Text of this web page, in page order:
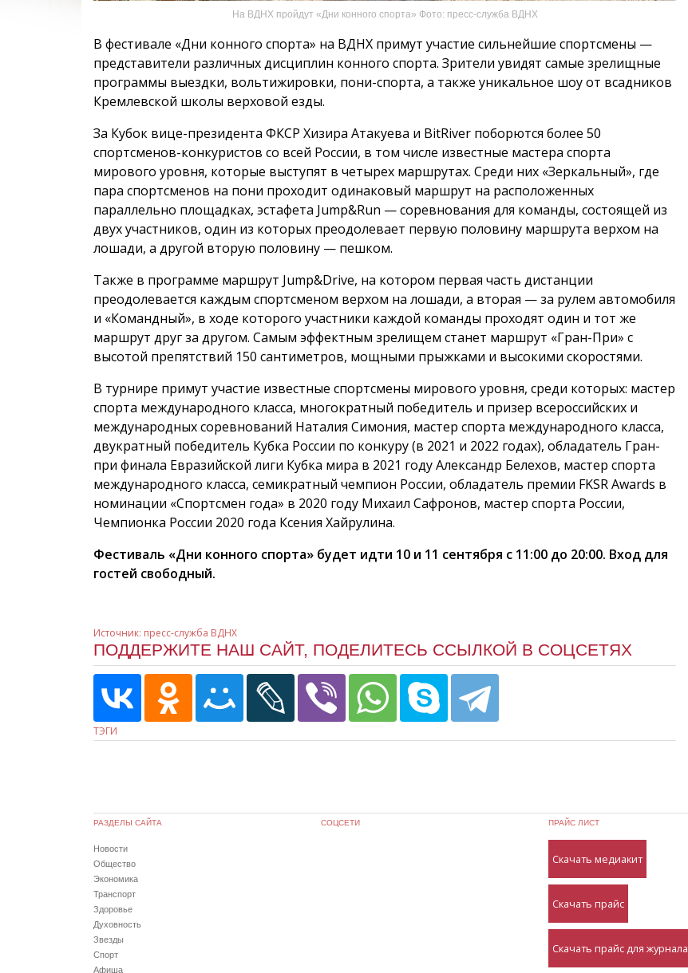
На ВДНХ пройдут «Дни конного спорта» Фото: пресс-служба ВДНХ
В фестивале «Дни конного спорта» на ВДНХ примут участие сильнейшие спортсмены —
представители различных дисциплин конного спорта. Зрители увидят самые зрелищные
программы выездки, вольтижировки, пони-спорта, а также уникальное шоу от всадников
Кремлевской школы верховой езды.
За Кубок вице-президента ФКСР Хизира Атакуева и BitRiver поборются более 50
спортсменов-конкуристов со всей России, в том числе известные мастера спорта
мирового уровня, которые выступят в четырех маршрутах. Среди них «Зеркальный», где
пара спортсменов на пони проходит одинаковый маршрут на расположенных
параллельно площадках, эстафета Jump&Run — соревнования для команды, состоящей из
двух участников, один из которых преодолевает первую половину маршрута верхом на
лошади, а другой вторую половину — пешком.
Также в программе маршрут Jump&Drive, на котором первая часть дистанции
преодолевается каждым спортсменом верхом на лошади, а вторая — за рулем автомобиля
и «Командный», в ходе которого участники каждой команды проходят один и тот же
маршрут друг за другом. Самым эффектным зрелищем станет маршрут «Гран-При» с
высотой препятствий 150 сантиметров, мощными прыжками и высокими скоростями.
В турнире примут участие известные спортсмены мирового уровня, среди которых: мастер
спорта международного класса, многократный победитель и призер всероссийских и
международных соревнований Наталия Симония, мастер спорта международного класса,
двукратный победитель Кубка России по конкуру (в 2021 и 2022 годах), обладатель Гран-
при финала Евразийской лиги Кубка мира в 2021 году Александр Белехов, мастер спорта
международного класса, семикратный чемпион России, обладатель премии FKSR Awards в
номинации «Спортсмен года» в 2020 году Михаил Сафронов, мастер спорта России,
Чемпионка России 2020 года Ксения Хайрулина.
Фестиваль «Дни конного спорта» будет идти 10 и 11 сентября с 11:00 до 20:00. Вход для
гостей свободный.
Источник: пресс-служба ВДНХ
ПОДДЕРЖИТЕ НАШ САЙТ, ПОДЕЛИТЕСЬ ССЫЛКОЙ В СОЦСЕТЯХ
ТЭГИ
РАЗДЕЛЫ САЙТА
Новости
Общество
Экономика
Транспорт
Здоровье
Духовность
Звезды
Спорт
Афиша
СОЦСЕТИ ПРАЙС ЛИСТ
Скачать медиакит
Скачать прайс
Скачать прайс для журнала